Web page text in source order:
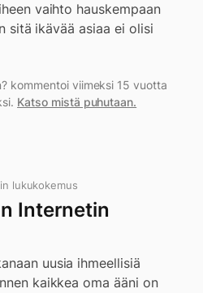
vaihto hauskempaan
sitä ikävää asiaa ei olisi
kommentoi viimeksi 15 vuotta
Katso mistä puhutaan.
lukukokemus
Internetin
uusia ihmeellisiä
kaikkea oma ääni on